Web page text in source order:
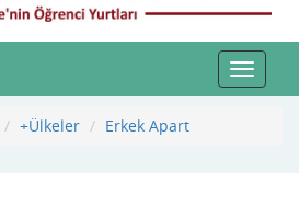
Toggle
+Ülkeler Erkek Apart